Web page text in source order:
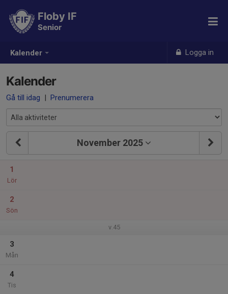
Kalender Logga in
Floby IF
Senior
Kalender
Gå till idag | Prenumerera
November 2025
1
Lör
2
Sön
v.45
3
Mån
4
Tis